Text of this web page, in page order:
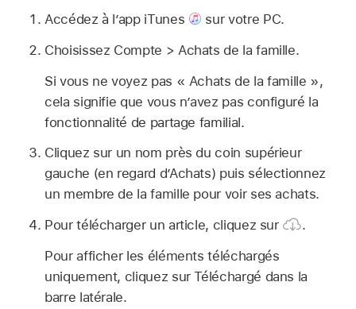
Accédez à l’app iTunes
sur votre PC.
Choisissez Compte > Achats de la famille.
Si vous ne voyez pas « Achats de la famille »,
cela signifie que vous n’avez pas configuré la
fonctionnalité de partage familial.
Cliquez sur un nom près du coin supérieur
gauche (en regard d’Achats) puis sélectionnez
un membre de la famille pour voir ses achats.
Pour télécharger un article, cliquez sur
.
Pour afficher les éléments téléchargés
uniquement, cliquez sur Téléchargé dans la
barre latérale.